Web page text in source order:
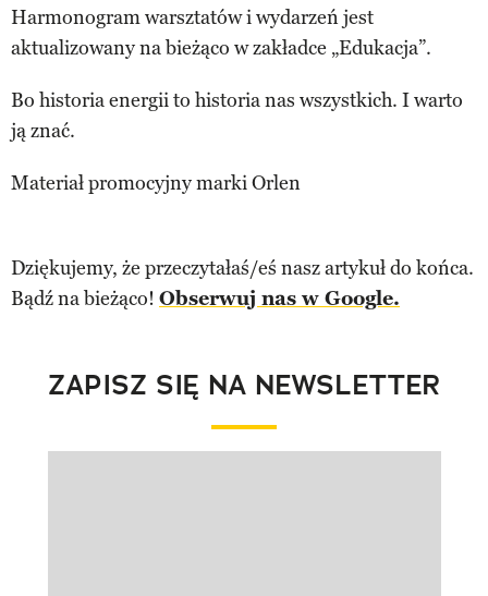
Harmonogram warsztatów i wydarzeń jest
aktualizowany na bieżąco w zakładce „Edukacja”.
Bo historia energii to historia nas wszystkich. I warto
ją znać.
Materiał promocyjny marki Orlen
Dziękujemy, że przeczytałaś/eś nasz artykuł do końca.
Bądź na bieżąco! Obserwuj nas w Google.
ZAPISZ SIĘ NA NEWSLETTER